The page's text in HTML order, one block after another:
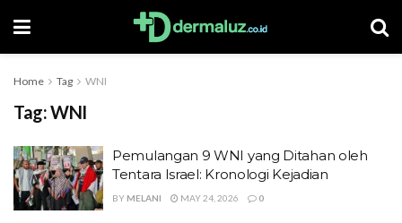
Home Tag WNI
Tag:WNI
Pemulangan 9 WNI yang Ditahan oleh
Tentara Israel: Kronologi Kejadian
BY MELANI MAY 24, 2026 0